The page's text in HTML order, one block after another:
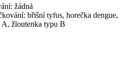
žádná
břišní tyfus, horečka dengue,
žloutenka typu B